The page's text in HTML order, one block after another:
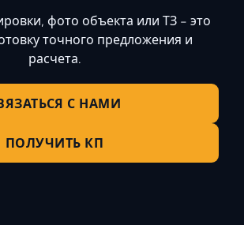
фото объекта или ТЗ - это
точного предложения и
расчета.
С НАМИ
ПОЛУЧИТЬ КП